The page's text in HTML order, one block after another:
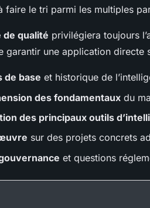
faire le tri parmi les multiples
de qualité privilégiera toujours
garantir une application directe
de base et historique de
des fondamentaux du
des principaux outils
sur des projets concrets
et questions